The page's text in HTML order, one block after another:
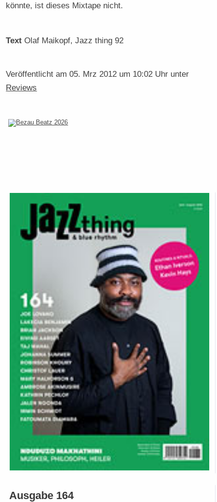
könnte, ist dieses Mixtape nicht.
Text Olaf Maikopf, Jazz thing 92
Veröffentlicht am05. Mrz 2012 um 10:02 Uhr unter
Reviews
Ausgabe 164